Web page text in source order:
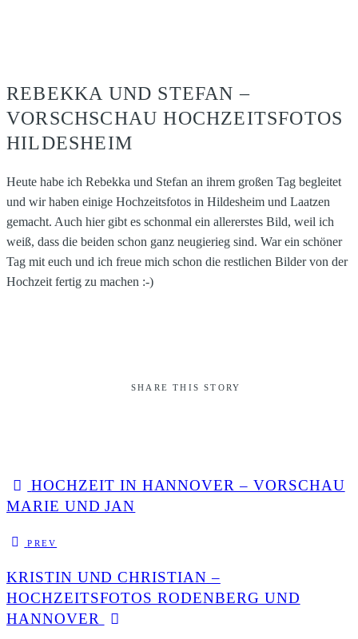
REBEKKA UND STEFAN –
VORSCHSCHAU HOCHZEITSFOTOS
HILDESHEIM
Heute habe ich Rebekka und Stefan an ihrem großen Tag begleitet
und wir haben einige Hochzeitsfotos in Hildesheim und Laatzen
gemacht. Auch hier gibt es schonmal ein allererstes Bild, weil ich
weiß, dass die beiden schon ganz neugierieg sind. War ein schöner
Tag mit euch und ich freue mich schon die restlichen Bilder von der
Hochzeit fertig zu machen :-)
SHARE THIS STORY
HOCHZEIT IN HANNOVER – VORSCHAU
MARIE UND JAN
PREV
KRISTIN UND CHRISTIAN –
HOCHZEITSFOTOS RODENBERG UND
HANNOVER